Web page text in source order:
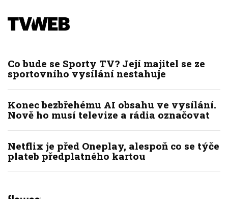
Co bude se Sporty TV? Její majitel se ze
sportovního vysílání nestahuje
Konec bezbřehému AI obsahu ve vysílání.
Nově ho musí televize a rádia označovat
Netflix je před Oneplay, alespoň co se týče
plateb předplatného kartou